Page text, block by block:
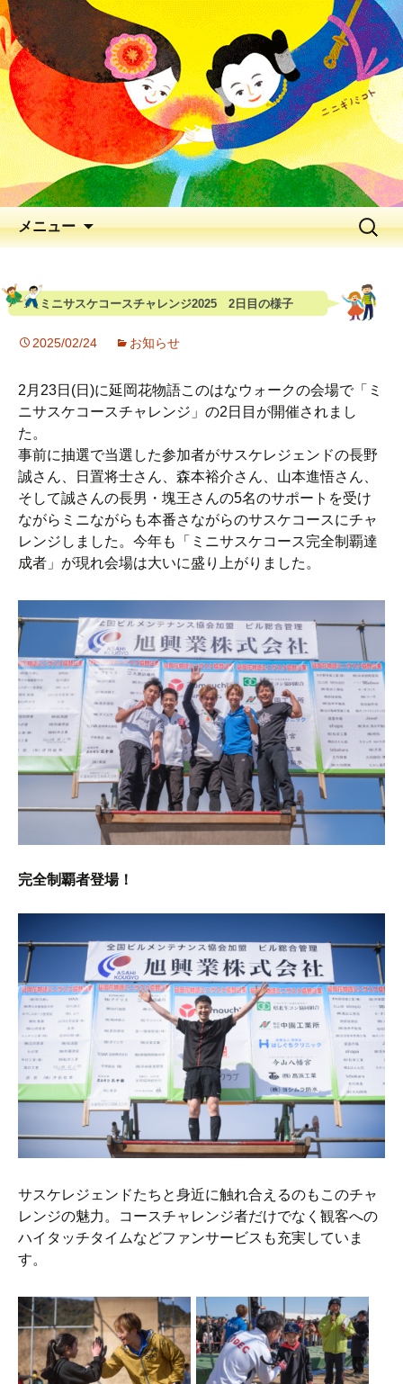
延岡花物語 2026
出会いの聖地 神と人と花が出逢う、
早春の五ヶ瀬川
メニュー
ミニサスケコースチャレンジ2025 2日目の様子
2025/02/24 お知らせ
2月23日(日)に延岡花物語このはなウォークの会場で「ミ
ニサスケコースチャレンジ」の2日目が開催されまし
た。
事前に抽選で当選した参加者がサスケレジェンドの長野
誠さん、日置将士さん、森本裕介さん、山本進悟さん、
そして誠さんの長男・塊王さんの5名のサポートを受け
ながらミニながらも本番さながらのサスケコースにチャ
レンジしました。今年も「ミニサスケコース完全制覇達
成者」が現れ会場は大いに盛り上がりました。
完全制覇者登場！
サスケレジェンドたちと身近に触れ合えるのもこのチャ
レンジの魅力。コースチャレンジ者だけでなく観客への
ハイタッチタイムなどファンサービスも充実していま
す。